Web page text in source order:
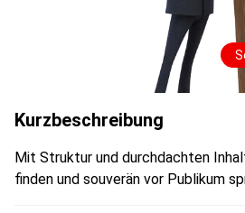
Kurzbeschreibung
Mit Struktur und durchdachten
finden und souverän vor Publikum